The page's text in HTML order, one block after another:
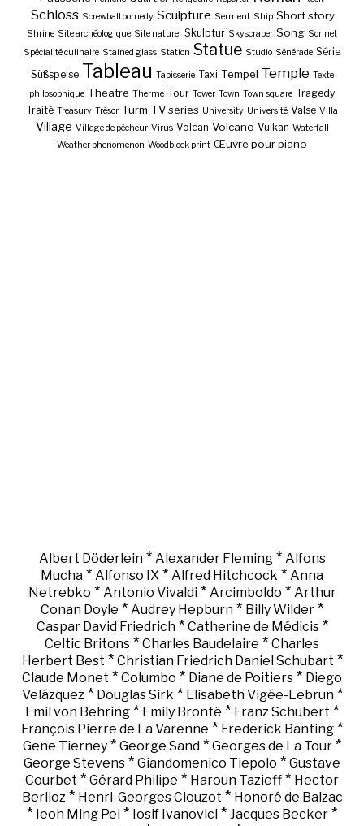
Schloss Screwball oomedy Sculpture Serment Ship Short story
Shrine Site archéologique Site naturel Skulptur Skyscraper Song Sonnet
Spécialité culinaire Stained glass Station Statue Studio Sénérade Série
Süßspeise Tableau Tapisserie Taxi Tempel Temple Texte
philosophique Theatre Therme Tour Tower Town Town square Tragedy
Traité Treasury Trésor Turm TV series University Université Valse Villa
Village Village de pêcheur Virus Volcan Volcano Vulkan Waterfall
Weather phenomenon Woodblock print Œuvre pour piano
Albert Döderlein* Alexander Fleming* Alfons
Mucha * Alfonso IX * Alfred Hitchcock * Anna
Netrebko * Antonio Vivaldi* Arcimboldo * Arthur
Conan Doyle * Audrey Hepburn * Billy Wilder *
Caspar David Friedrich* Catherine de Médicis*
Celtic Britons * Charles Baudelaire * Charles
Herbert Best * Christian Friedrich Daniel Schubart *
Claude Monet * Columbo * Diane de Poitiers * Diego
Velázquez* Douglas Sirk * Elisabeth Vigée-Lebrun*
Emil von Behring * Emily Brontë * Franz Schubert *
François Pierre de La Varenne * Frederick Banting *
Gene Tierney * George Sand * Georges de La Tour *
George Stevens * Giandomenico Tiepolo * Gustave
Courbet * Gérard Philipe * Haroun Tazieff * Hector
Berlioz* Henri-Georges Clouzot * Honoré de Balzac
* Ieoh Ming Pei * Iosif Ivanovici * Jacques Becker *